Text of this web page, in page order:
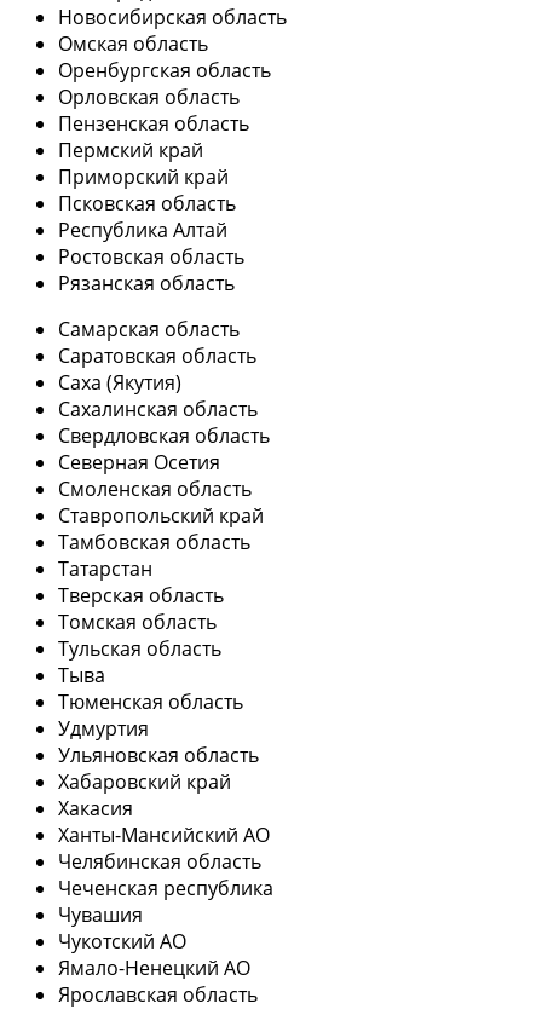
Новосибирская область
Омская область
Оренбургская область
Орловская область
Пензенская область
Пермский край
Приморский край
Псковская область
Республика Алтай
Ростовская область
Рязанская область
Самарская область
Саратовская область
Саха (Якутия)
Сахалинская область
Свердловская область
Северная Осетия
Смоленская область
Ставропольский край
Тамбовская область
Татарстан
Тверская область
Томская область
Тульская область
Тыва
Тюменская область
Удмуртия
Ульяновская область
Хабаровский край
Хакасия
Ханты-Мансийский АО
Челябинская область
Чеченская республика
Чувашия
Чукотский АО
Ямало-Ненецкий АО
Ярославская область